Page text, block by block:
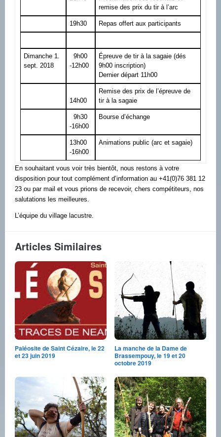
remise des prix du tir à l’arc
19h30 Repas offert aux participants
Dimanche 1.
sept. 2018
9h00
-12h00
Épreuve de tir à la sagaie (dés
9h00 inscription)
Dernier départ 11h00
14h00
Remise des prix de l’épreuve de
tir à la sagaie
9h30
-16h00
Bourse d’échange
13h00
-16h00
Animations public (arc et sagaie)
En souhaitant vous voir très bientôt, nous restons à votre
disposition pour tout complément d’information au +41(0)76 381 12
23 ou par mail et vous prions de recevoir, chers compétiteurs, nos
salutations les meilleures.
L’équipe du village lacustre.
Articles Similaires
Paléosite de Saint Cézaire, le 22
et 23 juin 2019
La manche de la Dame de
Brassempouy, le 19 et 20
octobre 2019